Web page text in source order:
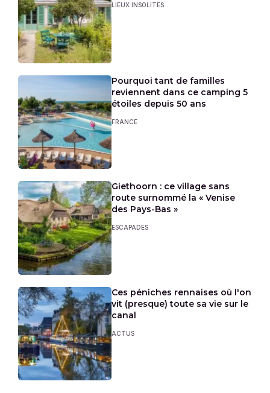
LIEUX INSOLITES
Pourquoi tant de familles
reviennent dans ce camping 5
étoiles depuis 50 ans
FRANCE
Giethoorn : ce village sans
route surnommé la « Venise
des Pays-Bas »
ESCAPADES
Ces péniches rennaises où l'on
vit (presque) toute sa vie sur le
canal
ACTUS